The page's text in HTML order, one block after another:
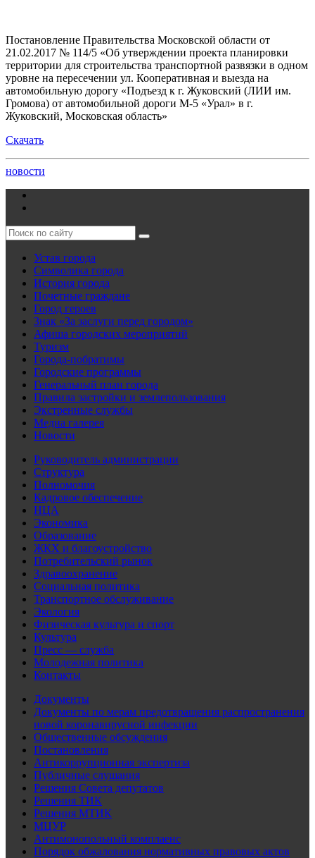
Постановление Правительства Московской области от
21.02.2017 № 114/5 «Об утверждении проекта планировки
территории для строительства транспортной развязки в одном
уровне на пересечении ул. Кооперативная и выезда на
автомобильную дорогу «Подъезд к г. Жуковский (ЛИИ им.
Громова) от автомобильной дороги М-5 «Урал» в г.
Жуковский, Московская область»
Скачать
новости
Устав города
Символика города
История города
Почетные граждане
Город героев
Знак «За заслуги перед городом»
Афиша городских мероприятий
Туризм
Города-побратимы
Городские программы
Генеральный план города
Правила застройки и землепользования
Экстренные службы
Медиа галерея
Новости
Руководитель администрации
Структура
Полномочия
Кадровое обеспечение
НЦА
Экономика
Образование
ЖКХ и благоустройство
Потребительский рынок
Здравоохранение
Социальная политика
Транспортное обслуживание
Экология
Физическая культура и спорт
Культура
Пресс — служба
Молодежная политика
Контакты
Документы
Документы по мерам предотвращения распространения
новой коронавирусной инфекции
Общественные обсуждения
Постановления
Антикоррупционная экспертиза
Публичные слушания
Решения Совета депутатов
Решения ТИК
Решения МТИК
МЦУР
Антимонопольный комплаенс
Порядок обжалования нормативных правовых актов